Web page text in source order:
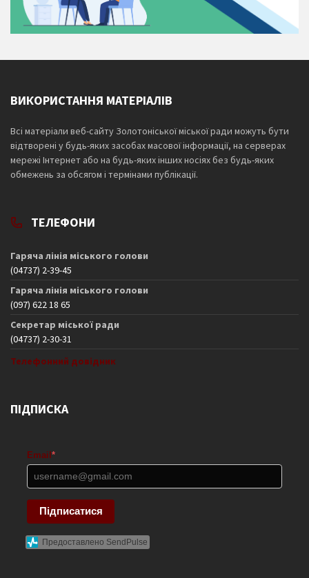
ВИКОРИСТАННЯ МАТЕРІАЛІВ
Всі матеріали веб-сайту Золотоніської міської ради можуть бути
відтворені у будь-яких засобах масової інформації, на серверах
мережі Інтернет або на будь-яких інших носіях без будь-яких
обмежень за обсягом і термінами публікації.
ТЕЛЕФОНИ
Гаряча лінія міського голови
(04737) 2-39-45
Гаряча лінія міського голови
(097) 622 18 65
Секретар міської ради
(04737) 2-30-31
Телефонний довідник
ПІДПИСКА
Email *
Підписатися
Предоставлено SendPulse